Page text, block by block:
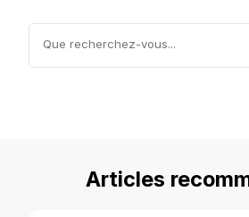
Articles